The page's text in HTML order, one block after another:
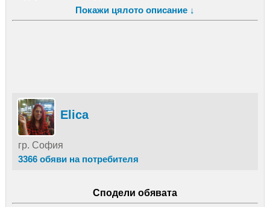
Манипулация: ергономична дръжка с дизайн коала
Включени аксесоари: прозрачен калъф за съхранение
Покажи цялото описание ↓
Elica
гр. София
3366 обяви на потребителя
Сподели обявата